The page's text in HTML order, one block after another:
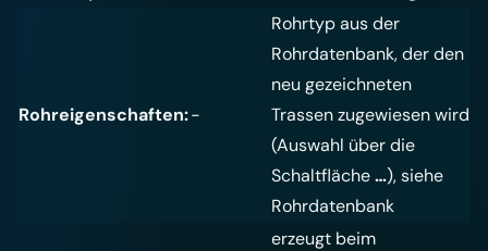
Rohreigenschaften:-
Rohrtyp aus der
Rohrdatenbank, der den
neu gezeichneten
Trassen zugewiesen wird
(Auswahl über die
Schaltfläche…), siehe
Rohrdatenbank
erzeugt beim